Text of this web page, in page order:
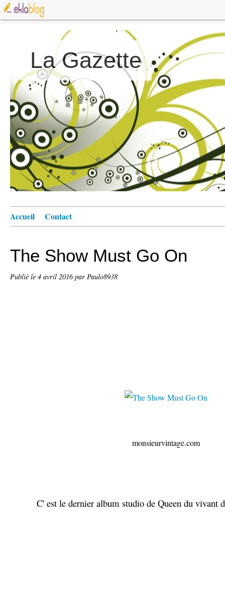
La Gazette
Accueil Contact
The Show Must Go On
Publié le 4 avril 2016par Paulo8938
monsieurvintage.com
C' est le dernier album studio de Queen du vivant